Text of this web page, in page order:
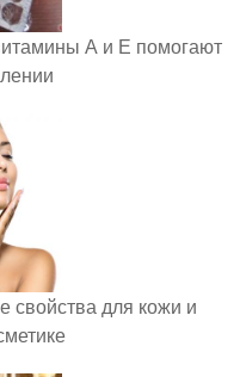
А и Е помогают
свойства для кожи и